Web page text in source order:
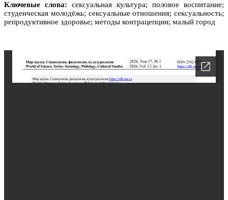
Ключевые слова: сексуальная культура; половое воспитание;
студенческая молодёжь; сексуальные отношения; сексуальность;
репродуктивное здоровье; методы контрацепции; малый город